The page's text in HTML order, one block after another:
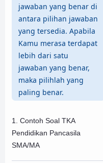
jawaban yang benar di
antara pilihan jawaban
yang tersedia. Apabila
Kamu merasa terdapat
lebih dari satu
jawaban yang benar,
maka pilihlah yang
paling benar.
1. Contoh Soal TKA
Pendidikan Pancasila
SMA/MA